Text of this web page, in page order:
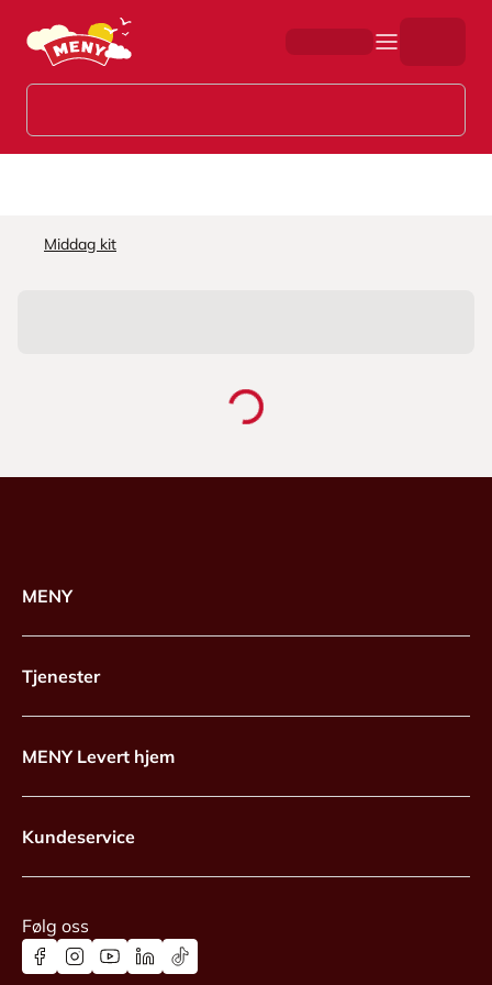
Hopp til hovedinnhold
Middag kit
MENY
Tjenester
MENY Levert hjem
Kundeservice
Følg oss